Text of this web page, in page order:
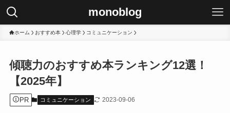
monoblog
ホーム おすすめ本 心理学 コミュニケーション
傾聴力のおすすめ本ランキング12選！
【2025年】
PR コミュニケーション 2023-09-06